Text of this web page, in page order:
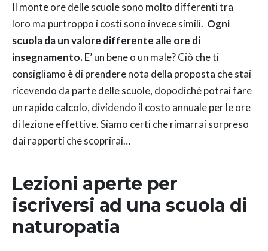
Il monte ore delle scuole sono molto differenti tra
loro ma purtroppo i costi sono invece simili. Ogni
scuola da un valore differente alle ore di
insegnamento.E’ un bene o un male? Ciò che ti
consigliamo è di prendere nota della proposta che stai
ricevendo da parte delle scuole, dopodichè potrai fare
un rapido calcolo, dividendo il costo annuale per le ore
di lezione effettive. Siamo certi che rimarrai sorpreso
dai rapporti che scoprirai…
Lezioni aperte per
iscriversi ad una scuola di
naturopatia